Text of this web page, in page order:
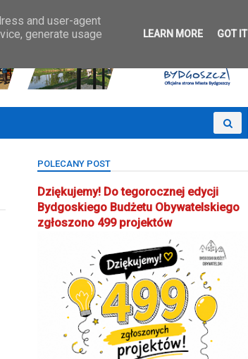
POLECANY POST
Dziękujemy! Do tegorocznej edycji
Bydgoskiego Budżetu Obywatelskiego
zgłoszono 499 projektów
and user-agent
generate usage
LEARN MORE GOT IT